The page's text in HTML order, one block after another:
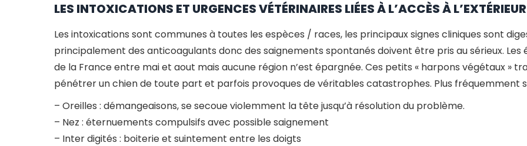
LES INTOXICATIONS ET URGENCES VÉTÉRINAIRES LIÉES À L’ACCÈS À L’EXTÉRIEUR
Les intoxications sont communes à toutes les espèces / races, les principaux signes cliniques sont
principalement des anticoagulants donc des saignements spontanés doivent être pris au sérieux.
de la France entre mai et aout mais aucune région n’est épargnée. Ces petits « harpons végétaux »
pénétrer un chien de toute part et parfois provoques de véritables catastrophes. Plus fréquemment
– Oreilles : démangeaisons, se secoue violemment la tête jusqu’à résolution du problème.
– Nez : éternuements compulsifs avec possible saignement
– Inter digités : boiterie et suintement entre les doigts